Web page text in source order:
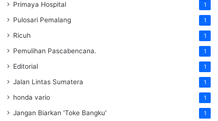
Primaya Hospital 1
Pulosari Pemalang 1
Ricuh 1
Pemulihan Pascabencana. 1
Editorial 1
Jalan Lintas Sumatera 1
honda vario 1
Jangan Biarkan 'Toke Bangku' 1